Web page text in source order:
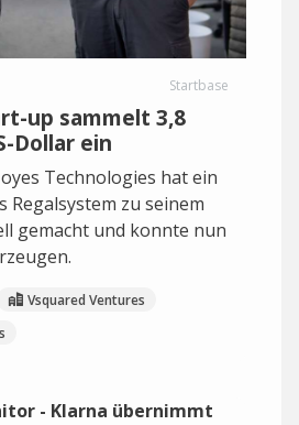
Startbase
up sammelt 3,8
Dollar ein
Technologies hat ein
Regalsystem zu seinem
gemacht und konnte nun
Vsquared Ventures